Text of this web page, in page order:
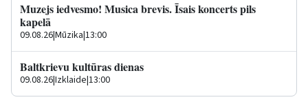
Muzejs iedvesmo! Musica brevis. Īsais koncerts pils
kapelā
09.08.26|Mūzika|13:00
Baltkrievu kultūras dienas
09.08.26|Izklaide|13:00